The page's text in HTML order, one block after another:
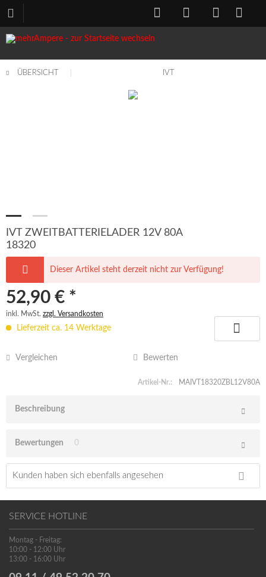
ÜBERSICHT IVT
IVT ZWEITBATTERIELADER 12V 80A
18320
Dieser Artikel steht derzeit nicht zur Verfügung!
52,90 € *
inkl. MwSt. zzgl. Versandkosten
Lieferzeit ca. 14 Werktage
Vergleichen Bewerten
Artikel-Nr.: MAIVT18320ZBL12V80A
Beschreibung
Bewertungen 0
Kunden haben sich ebenfalls angesehen
SERVICE HOTLINE
Montag - Freitag:
10:00 - 12:00 Uhr
13:00 - 16:00 Uhr